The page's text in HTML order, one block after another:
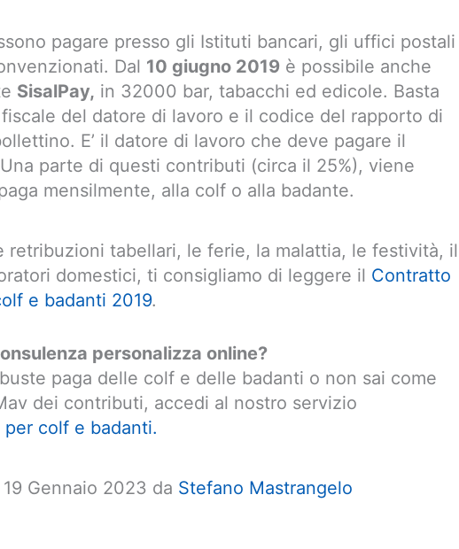
pagare presso gli Istituti bancari, gli uffici postali
Dal 10 giugno 2019 è possibile anche
SisalPay, in 32000 bar, tabacchi ed edicole. Basta
del datore di lavoro e il codice del rapporto di
E’ il datore di lavoro che deve pagare il
parte di questi contributi (circa il 25%), viene
mensilmente, alla colf o alla badante.
retribuzioni tabellari, le ferie, la malattia, le festività, il
domestici, ti consigliamo di leggere il Contratto
e badanti 2019.
personalizza online?
paga delle colf e delle badanti o non sai come
dei contributi, accedi al nostro servizio
per colf e badanti.
Gennaio 2023 da Stefano Mastrangelo